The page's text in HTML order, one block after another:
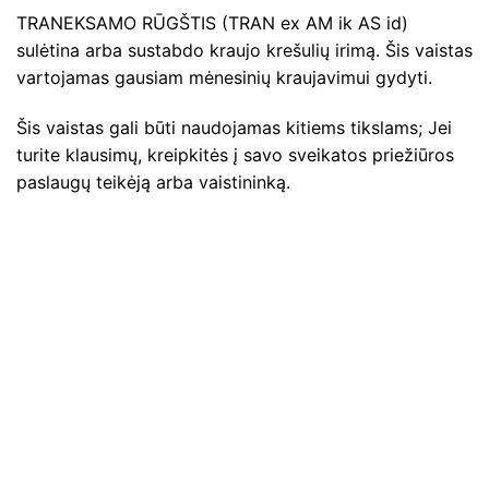
TRANEKSAMO RŪGŠTIS (TRAN ex AM ik AS id)
sulėtina arba sustabdo kraujo krešulių irimą. Šis vaistas
vartojamas gausiam mėnesinių kraujavimui gydyti.
Šis vaistas gali būti naudojamas kitiems tikslams; Jei
turite klausimų, kreipkitės į savo sveikatos priežiūros
paslaugų teikėją arba vaistininką.